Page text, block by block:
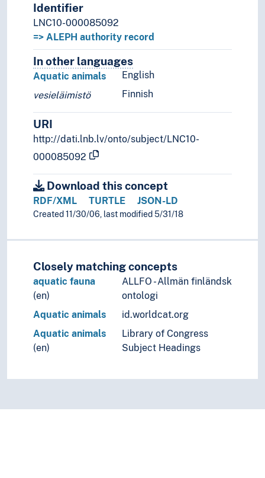
Identifier
LNC10-000085092
=> ALEPH authority record
In other languagesTerms for the concept in
English
Aquatic animals
Finnish
vesieläimistö
URI
http://dati.lnb.lv/onto/subject/LNC10-
000085092
Download this concept
RDF/XML TURTLE JSON-LD
Created 11/30/06, last modified 5/31/18
Closely matching concepts
aquatic fauna
(en)
ALLFO - Allmän finländsk
ontologi
Aquatic animals
id.worldcat.org
Aquatic animals
(en)
Library of Congress
Subject Headings